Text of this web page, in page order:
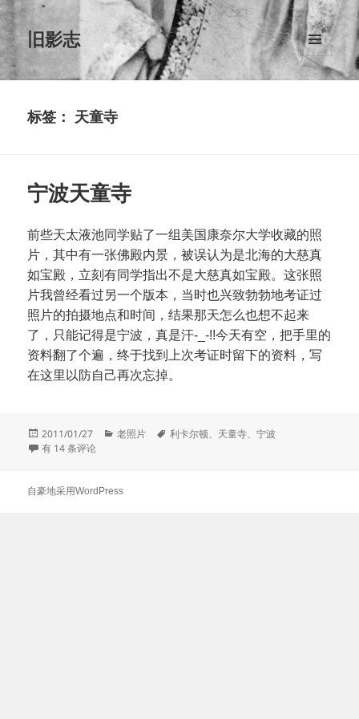
旧影志
菜单和
挂件
标签： 天童寺
宁波天童寺
前些天太液池同学贴了一组美国康奈尔大学收藏的照
片，其中有一张佛殿内景，被误认为是北海的大慈真
如宝殿，立刻有同学指出不是大慈真如宝殿。这张照
片我曾经看过另一个版本，当时也兴致勃勃地考证过
照片的拍摄地点和时间，结果那天怎么也想不起来
了，只能记得是宁波，真是汗-_-!!今天有空，把手里的
资料翻了个遍，终于找到上次考证时留下的资料，写
在这里以防自己再次忘掉。
发
布
2011/01/27
分
老照片
标
利卡尔顿、 天童寺、宁波
宁波天童寺
有 14 条评论
自豪地采用WordPress